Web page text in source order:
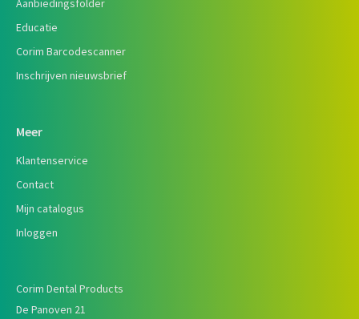
Aanbiedingsfolder
Educatie
Corim Barcodescanner
Inschrijven nieuwsbrief
Meer
Klantenservice
Contact
Mijn catalogus
Inloggen
Corim Dental Products
De Panoven 21